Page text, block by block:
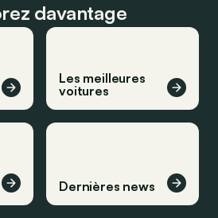
davantage
Les meilleures
voitures
Dernières news